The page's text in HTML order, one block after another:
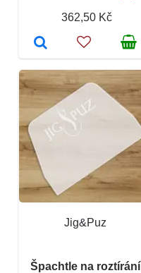
362,50 Kč
Jig&Puz
Špachtle na roztírání